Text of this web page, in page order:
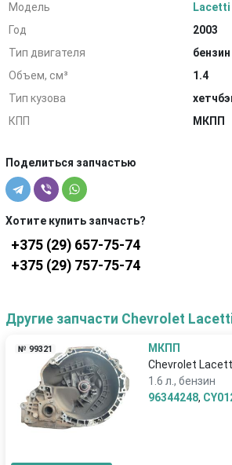
Модель
Lacetti
Год
2003
Тип двигателя
бензин
Объем, см³
1.4
Тип кузова
КПП
МКПП
Поделиться запчастью
Хотите купить запчасть?
+375 (29) 657-75-74
+375 (29) 757-75-74
Другие запчасти Chevrolet
№ 99321
МКПП
Chevrolet
1.6 л., бензин
96344248,